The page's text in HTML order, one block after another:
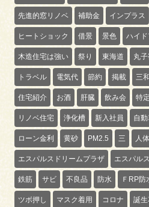
先進的窓リノベ 補助金 インプラス
ヒートショック 借景 景色 ハイド
木造住宅は強い 祭り 東海道 丸
トラベル 電気代 節約 掲載 三
住宅紹介 お酒 肝臓 飲み会 特
リノベ住宅 浄化槽 新入社員 自
ローン金利 黄砂 PM2.5 三 人
エスパルスドリームプラザ エスパルス
鉄筋 サビ 不良品 防水 ＦRP防
ツボ押し マスク着用 コロナ 誕